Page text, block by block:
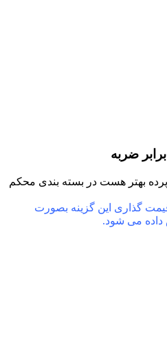
ضربه
بهتر هست در بسته بندی محکم
گذاری این گزینه بصورت
می شود.